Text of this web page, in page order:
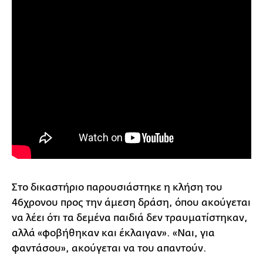
Στο δικαστήριο παρουσιάστηκε η κλήση του
46χρονου προς την άμεση δράση, όπου ακούγεται
να λέει ότι τα δεμένα παιδιά δεν τραυματίστηκαν,
αλλά «φοβήθηκαν και έκλαιγαν». «Ναι, για
φαντάσου», ακούγεται να του απαντούν.